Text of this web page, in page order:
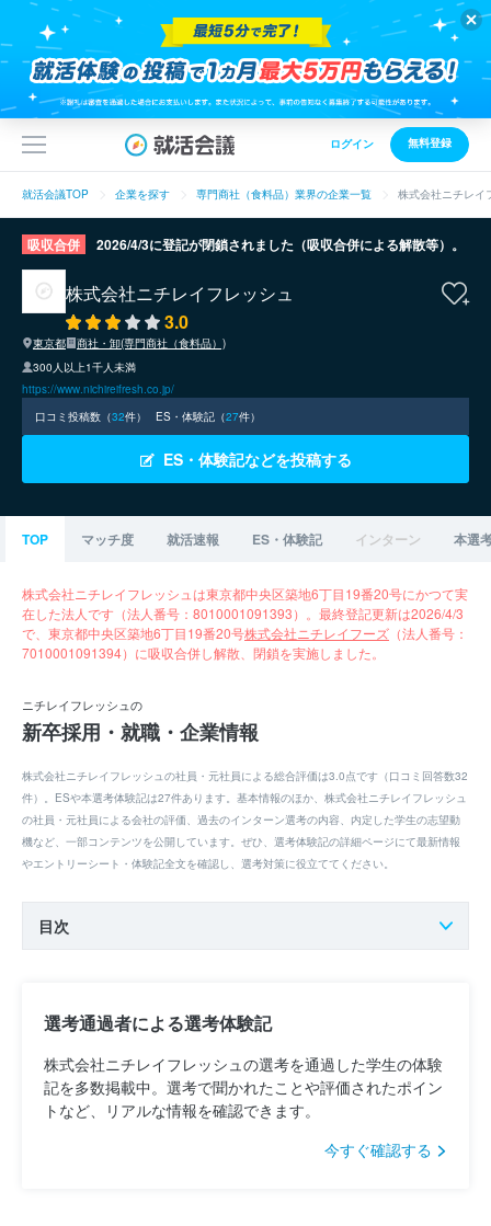
ログイン 無料登録
就活会議TOP 企業を探す 専門商社（食料品）業界の企業一覧 株式会社ニチレイ
吸収合併 2026/4/3に登記が閉鎖されました（吸収合併による解散等）。
株式会社ニチレイフレッシュ
3.0
東京都
商社・卸(専門商社（食料品）)
300人以上1千人未満
https://www.nichireifresh.co.jp/
口コミ投稿数（32件） ES・体験記（27件）
ES・体験記などを投稿する
TOP マッチ度 就活速報 ES・体験記 インターン 本選
株式会社ニチレイフレッシュは東京都中央区築地6丁目19番20号にかつて実
在した法人です（法人番号：8010001091393）。最終登記更新は2026/4/3
で、東京都中央区築地6丁目19番20号株式会社ニチレイフーズ （法人番号：
7010001091394）に吸収合併し解散、閉鎖を実施しました。
ニチレイフレッシュの
新卒採用・就職・企業情報
株式会社ニチレイフレッシュの社員・元社員による総合評価は3.0点です（口コミ回答数32
件）。ESや本選考体験記は27件あります。基本情報のほか、株式会社ニチレイフレッシュ
の社員・元社員による会社の評価、過去のインターン選考の内容、内定した学生の志望動
機など、一部コンテンツを公開しています。ぜひ、選考体験記の詳細ページにて最新情報
やエントリーシート・体験記全文を確認し、選考対策に役立ててください。
目次
選考通過者による選考体験記
株式会社ニチレイフレッシュの選考を通過した学生の体験
記を多数掲載中。選考で聞かれたことや評価されたポイン
トなど、リアルな情報を確認できます。
今すぐ確認する